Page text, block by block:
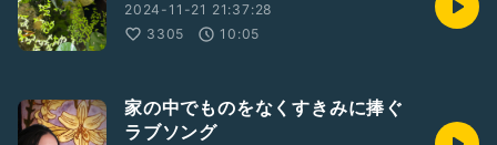
2024-11-21 21:37:28
3305
10:05
家の中でものをなくすきみに捧ぐ
ラブソング